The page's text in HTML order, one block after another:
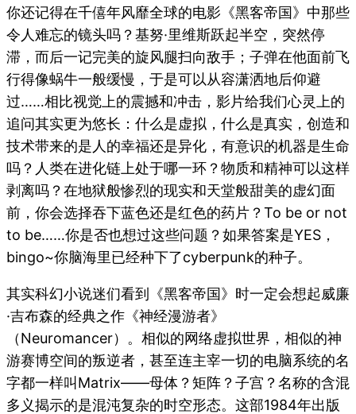
你还记得在千僖年风靡全球的电影《黑客帝国》中那些
令人难忘的镜头吗？基努·里维斯跃起半空，突然停
滞，而后一记完美的旋风腿扫向敌手；子弹在他面前飞
行得像蜗牛一般缓慢，于是可以从容潇洒地后仰避
过……相比视觉上的震撼和冲击，影片给我们心灵上的
追问其实更为悠长：什么是虚拟，什么是真实，创造和
技术带来的是人的幸福还是异化，有意识的机器是生命
吗？人类在进化链上处于哪一环？物质和精神可以这样
剥离吗？在地狱般惨烈的现实和天堂般甜美的虚幻面
前，你会选择吞下蓝色还是红色的药片？To be or not
to be……你是否也想过这些问题？如果答案是YES，
bingo~你脑海里已经种下了cyberpunk的种子。
其实科幻小说迷们看到《黑客帝国》时一定会想起威廉
·吉布森的经典之作《神经漫游者》
（Neuromancer）。相似的网络虚拟世界，相似的神
游赛博空间的叛逆者，甚至连主宰一切的电脑系统的名
字都一样叫Matrix——母体？矩阵？子宫？名称的含混
多义揭示的是混沌复杂的时空形态。这部1984年出版